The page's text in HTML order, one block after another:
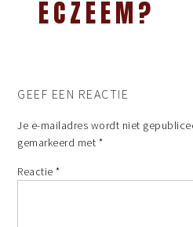
ECZEEM?
GEEF EEN REACTIE
Je e-mailadres wordt niet
gemarkeerd met *
Reactie*